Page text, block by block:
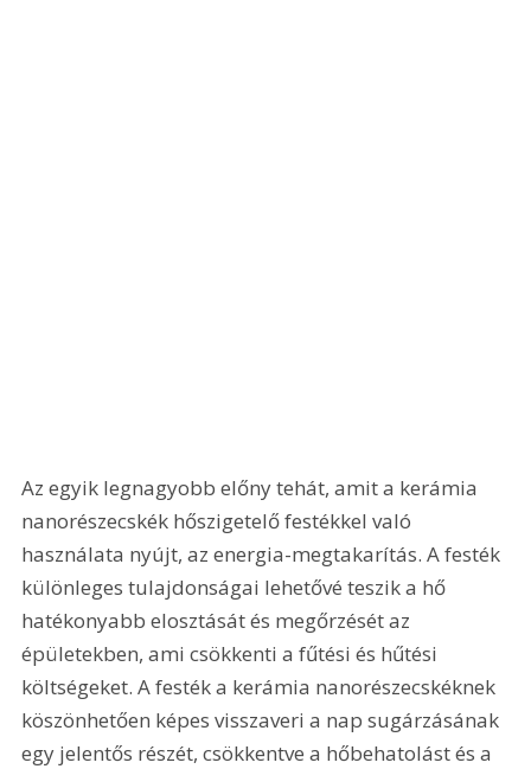
Az egyik legnagyobb előny tehát, amit a kerámia
nanorészecskék hőszigetelő festékkel való
használata nyújt, az energia-megtakarítás. A festék
különleges tulajdonságai lehetővé teszik a hő
hatékonyabb elosztását és megőrzését az
épületekben, ami csökkenti a fűtési és hűtési
költségeket. A festék a kerámia nanorészecskéknek
köszönhetően képes visszaveri a nap sugárzásának
egy jelentős részét, csökkentve a hőbehatolást és a